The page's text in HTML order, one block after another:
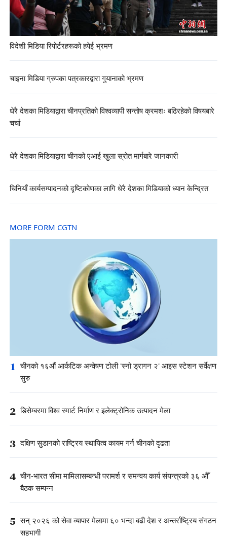
विदेशी मिडिया रिपोर्टरहरूको हपेई भ्रमण
चाइना मिडिया ग्रुपका पत्रकारद्वारा गुयानाको भ्रमण
धेरै देशका मिडियाद्वारा चीनप्रतिको विश्वव्यापी सन्तोष क्रमशः बढिरहेको विषयबारे
चर्चा
धेरै देशका मिडियाद्वारा चीनको एआई खुला स्रोत मार्गबारे जानकारी
चिनियाँ कार्यसम्पादनको दृष्टिकोणका लागि धेरै देशका मिडियाको ध्यान केन्द्रित
MORE FORM CGTN
1 चीनको १६औं आर्कटिक अन्वेषण टोली 'स्नो ड्रागन २' आइस स्टेशन सर्वेक्षण
सुरु
2 डिसेम्बरमा विश्व स्मार्ट निर्माण र इलेक्ट्रोनिक उत्पादन मेला
3 दक्षिण सुडानको राष्ट्रिय स्थायित्व कायम गर्न चीनको दृढता
4 चीन-भारत सीमा मामिलासम्बन्धी परामर्श र समन्वय कार्य संयन्त्रको ३६ औँ
बैठक सम्पन्न
5 सन् २०२६ को सेवा व्यापार मेलामा ६० भन्दा बढी देश र अन्तर्राष्ट्रिय संगठन
सहभागी